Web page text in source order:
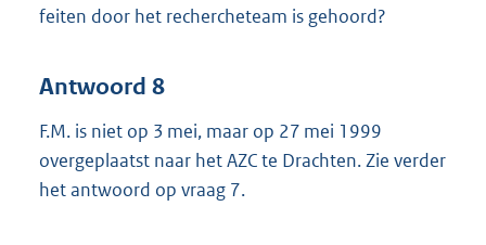
feiten door het rechercheteam is gehoord?
Antwoord 8
F.M. is niet op 3 mei, maar op 27 mei 1999
overgeplaatst naar het AZC te Drachten. Zie verder
het antwoord op vraag 7.